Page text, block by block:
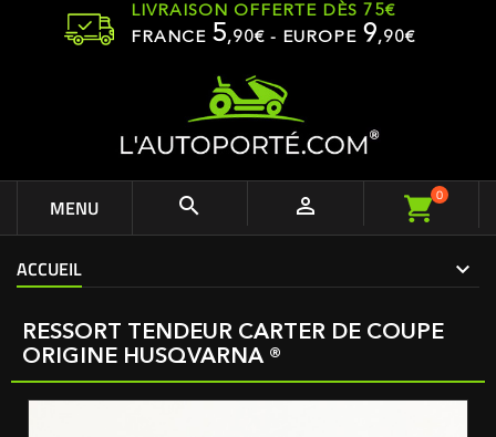
LIVRAISON OFFERTE DÈS 75€
FRANCE 5,90€ - EUROPE 9,90€
MENU   0
ACCUEIL
RESSORT TENDEUR CARTER DE COUPE
ORIGINE HUSQVARNA ®